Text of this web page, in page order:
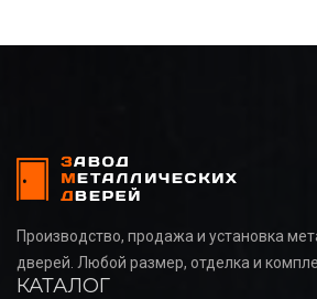
Производство, продажа и установка
дверей. Любой размер, отделка и
КАТАЛОГ